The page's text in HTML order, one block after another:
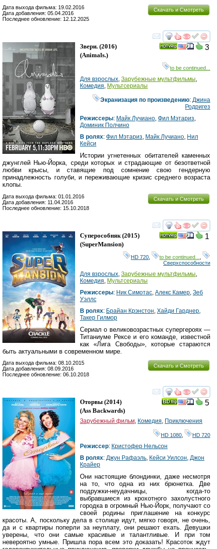
Скачать и Смотреть
Дата выхода фильма: 19.02.2016
Дата добавления: 05.04.2016
Последнее обновление: 12.12.2025
смотреть
3
Звери. (2016)
(Animals.)
to be continued...
Для взрослых, Зарубежные мультфильмы,
Комедия, Мультсериалы
Экранизация по произведению:Джина
Родригез
Режиссеры: Майк Лучиано, Фил Мэтариз,
Доминик Полчино
В ролях: Фил Мэтариз, Майк Лучиано, Нил
Кейси
Истории угнетенных обитателей каменных
джунглей Нью-Йорка, среди которых и страдающие от безответной
любви крысы, и ставящие под сомнение свою гендерную
принадлежность голуби, и переживающие кризис среднего возраста
клопы.
Скачать и Смотреть
Дата выхода фильма: 01.01.2016
Дата добавления: 11.04.2016
Последнее обновление: 15.10.2018
смотреть
1
Суперособняк (2015)
(SuperMansion)
HD 720 to be continued...
Сверхспособности
Для взрослых Зарубежные мультфильмы
Комедия Мультсериалы
Режиссеры: Ник Симотас Алекс Камер Зеб
Уэллс
В ролях: Брайан Крэнстон Хайди Гарднер
Такер Гилмор
Сериал о великовозрастных супергероях —
Титаниуме Рексе и его команде, известной
как «Лига Свободы», которые стараются
быть актуальными в современном мире.
Скачать и Смотреть
Дата выхода фильма: 08.10.2015
Дата добавления: 08.09.2016
Последнее обновление: 06.10.2018
смотреть
5
Оторвы (2014)
(Ass Backwards)
Зарубежный фильм, Комедия, Приключения
HD 1080 HD 720
Режиссер: Кристофер Нельсон
В ролях: Джун Рафаэль, Кейси Уилсон, Джон
Крайер
Они настоящие блондинки, даже несмотря
на то, что одна из них брюнетка. Две
подружки-неудачницы, когда-то
выбравшиеся из крохотного захолустного
городка в огромный Нью-Йорк, получают со
своей родины приглашение на конкурс
красоты. А, поскольку дела в столице идут, мягко говоря, не очень,
да и с квартиры поперли за неуплату, они решают ехать. Девушки
уверены, что они самые красивые и талантливые. И при том
невероятно умные. Пришла пора всем это доказать! Красоток ждут